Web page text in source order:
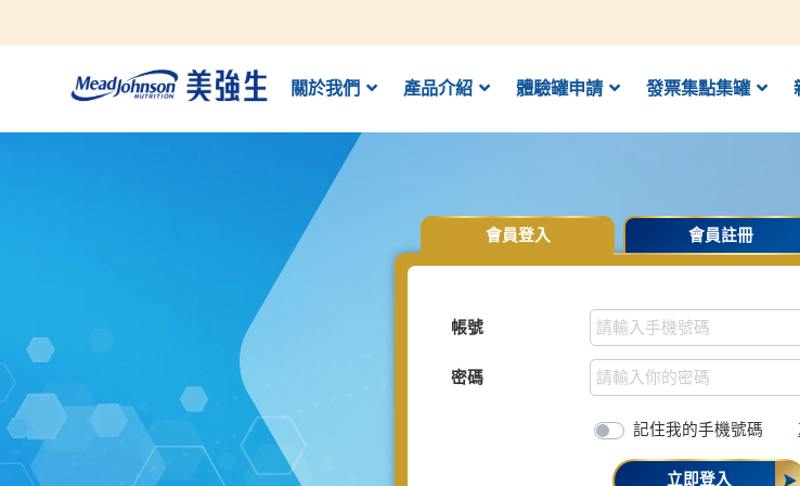
關於我們 產品介紹 體驗罐申請 發票集點集罐
會員登入 會員註冊
帳號
密碼
記住我的手機號碼
立即登入